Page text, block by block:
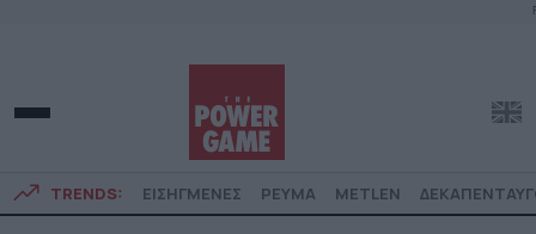
TRENDS: ΕΙΣΗΓΜΕΝΕΣ ΡΕΥΜΑ METLEN